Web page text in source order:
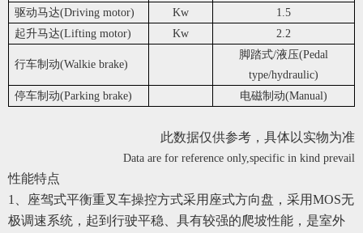
驱动马达(Driving motor) Kw
1.5
起升马达(Lifting motor)
Kw 2.2
行车制动(Walkie brake)
脚踏式/液压(Pedal
type/hydraulic)
停车制动(Parking brake)
电磁制动(Manual)
此数据仅供参考，具体以实物为准
Data are for reference only,specific in kind prevail
性能特点
1、座驾式平衡重叉车操控方式采用座式方向盘，采用MOS无
极调速系统，起到行驶平稳、具有较强的爬坡性能，是室外